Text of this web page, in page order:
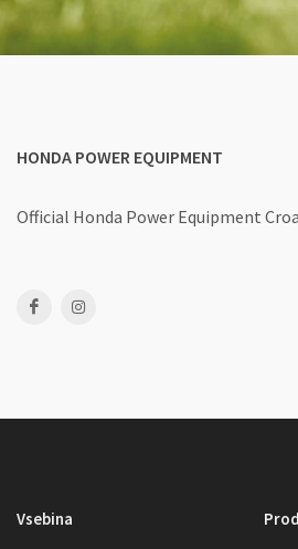
HONDA POWER EQUIPMENT
Official Honda Power Equipment
Vsebina